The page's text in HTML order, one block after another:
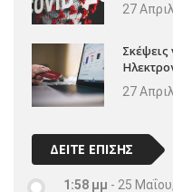
27
Σκέψεις
27
ΔΕΙΤΕ ΕΠΙΣΗΣ
1:58 μμ - 25